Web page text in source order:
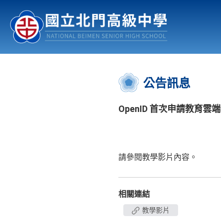
認識北中 行事曆
:::
公告訊息
OpenID 首次申請教育雲
請參閱教學影片內容。
相關連結
教學影片